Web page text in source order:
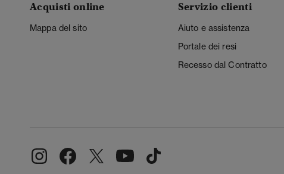
Acquisti online
Mappa del sito
Servizio clienti
Aiuto e assistenza
Portale dei resi
Recesso dal Contratto